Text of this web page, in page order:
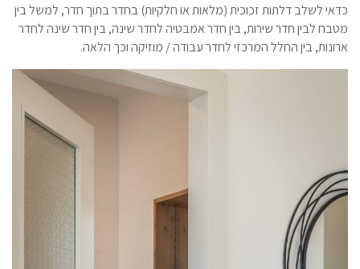
כדאי לשלב דלתות זכוכית (מלאות או חלקיות) בחדר בתוך חדר, למשל בין
מטבח לבין חדר שירות, בין חדר אמבטיה לחדר שינה, בין חדר שינה לחדר
ארונות, בין החלל המרכזי לחדר עבודה / מוזיקה וכך הלאה.